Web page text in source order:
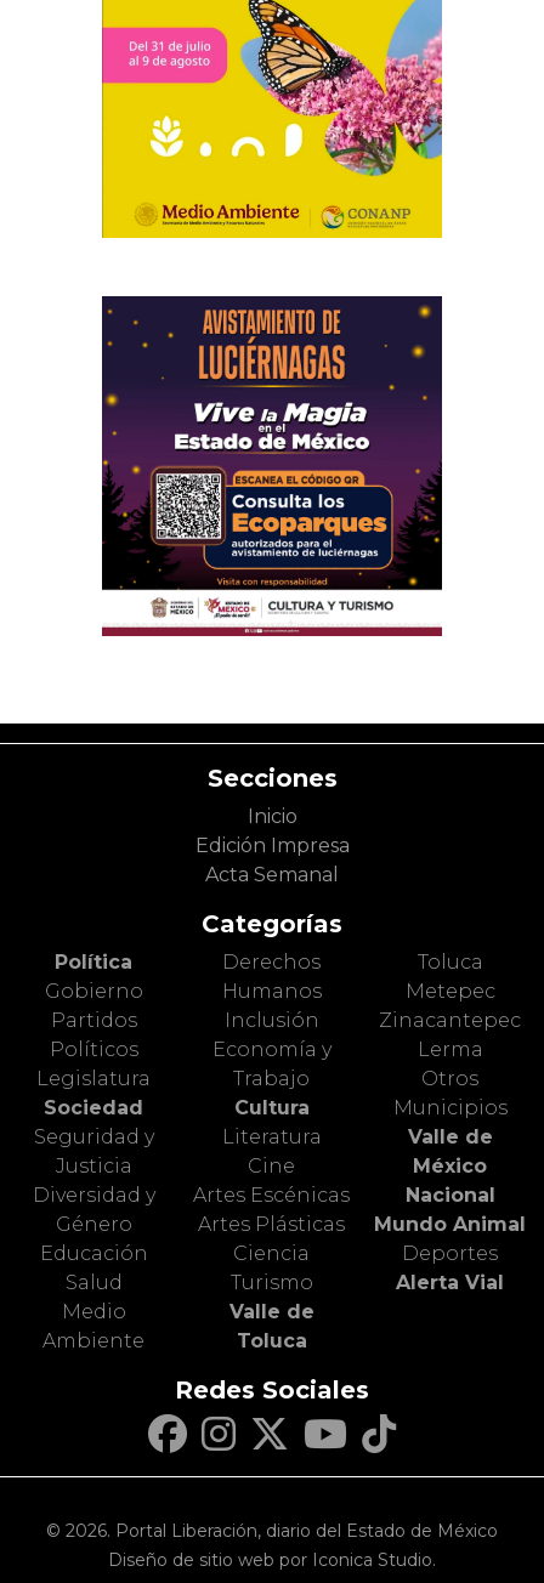
Secciones
Inicio
Edición Impresa
Acta Semanal
Categorías
Política
Gobierno
Partidos
Políticos
Legislatura
Sociedad
Seguridad y
Justicia
Diversidad y
Género
Educación
Salud
Medio
Ambiente
Derechos
Humanos
Inclusión
Economía y
Trabajo
Cultura
Literatura
Cine
Artes Escénicas
Artes Plásticas
Ciencia
Turismo
Valle de
Toluca
Toluca
Metepec
Zinacantepec
Lerma
Otros
Municipios
Valle de
México
Nacional
Mundo Animal
Deportes
Alerta Vial
Redes Sociales
© 2026. Portal Liberación, diario del Estado de México
Diseño de sitio web por Iconica Studio.